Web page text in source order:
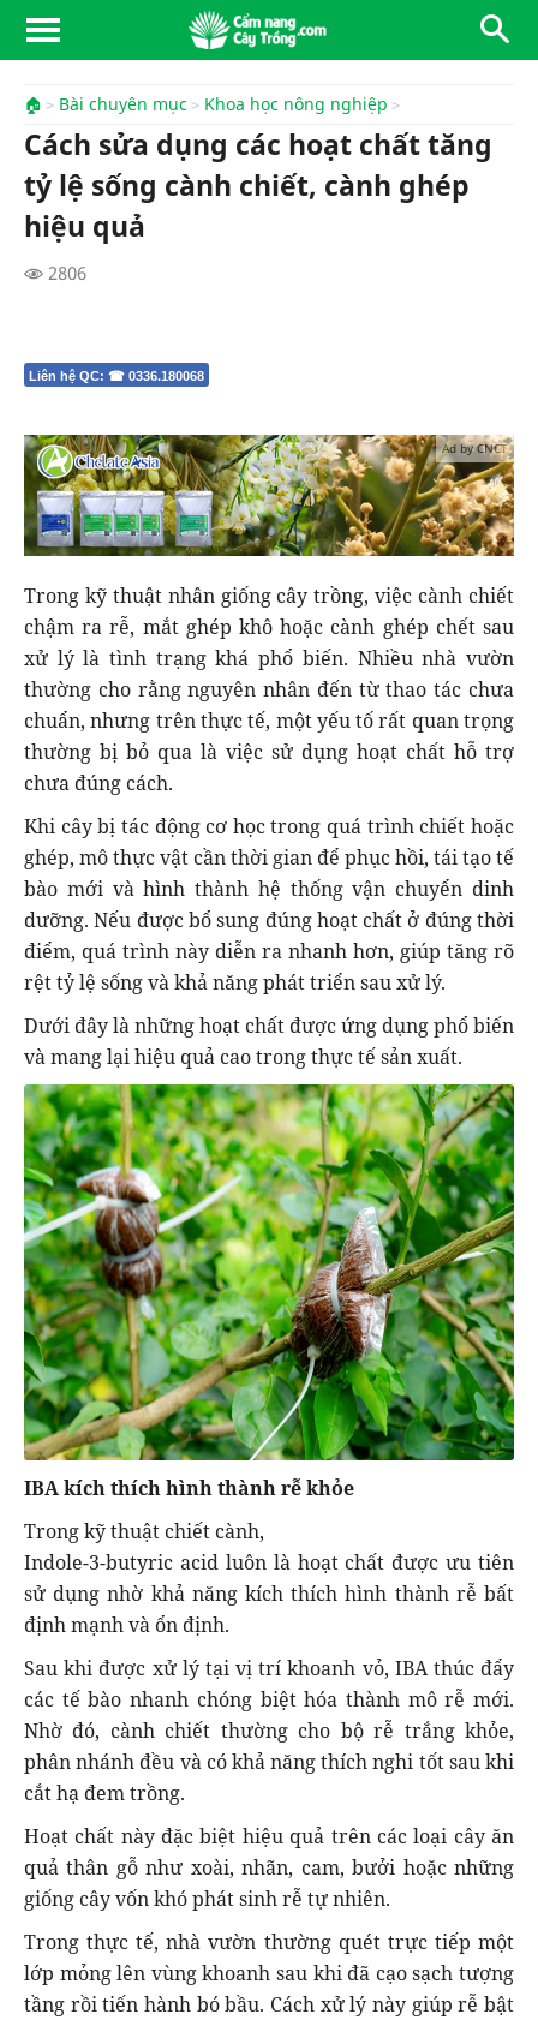
🏠 Bài chuyên mục Khoa học nông nghiệp
Cách sửa dụng các hoạt chất tăng
tỷ lệ sống cành chiết, cành ghép
hiệu quả
2806
Liên hệ QC: ☎ 0336.180068
Ad by CNCT
Trong kỹ thuật nhân giống cây trồng, việc cành chiết
chậm ra rễ, mắt ghép khô hoặc cành ghép chết sau
xử lý là tình trạng khá phổ biến. Nhiều nhà vườn
thường cho rằng nguyên nhân đến từ thao tác chưa
chuẩn, nhưng trên thực tế, một yếu tố rất quan trọng
thường bị bỏ qua là việc sử dụng hoạt chất hỗ trợ
chưa đúng cách.
Khi cây bị tác động cơ học trong quá trình chiết hoặc
ghép, mô thực vật cần thời gian để phục hồi, tái tạo tế
bào mới và hình thành hệ thống vận chuyển dinh
dưỡng. Nếu được bổ sung đúng hoạt chất ở đúng thời
điểm, quá trình này diễn ra nhanh hơn, giúp tăng rõ
rệt tỷ lệ sống và khả năng phát triển sau xử lý.
Dưới đây là những hoạt chất được ứng dụng phổ biến
và mang lại hiệu quả cao trong thực tế sản xuất.
IBA kích thích hình thành rễ khỏe
Trong kỹ thuật chiết cành,
Indole-3-butyric acid luôn là hoạt chất được ưu tiên
sử dụng nhờ khả năng kích thích hình thành rễ bất
định mạnh và ổn định.
Sau khi được xử lý tại vị trí khoanh vỏ, IBA thúc đẩy
các tế bào nhanh chóng biệt hóa thành mô rễ mới.
Nhờ đó, cành chiết thường cho bộ rễ trắng khỏe,
phân nhánh đều và có khả năng thích nghi tốt sau khi
cắt hạ đem trồng.
Hoạt chất này đặc biệt hiệu quả trên các loại cây ăn
quả thân gỗ như xoài, nhãn, cam, bưởi hoặc những
giống cây vốn khó phát sinh rễ tự nhiên.
Trong thực tế, nhà vườn thường quét trực tiếp một
lớp mỏng lên vùng khoanh sau khi đã cạo sạch tượng
tầng rồi tiến hành bó bầu. Cách xử lý này giúp rễ bật